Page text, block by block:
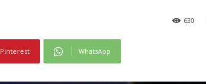
630
Pinterest WhatsApp